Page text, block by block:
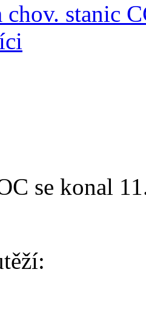
chov. stanic
se konal